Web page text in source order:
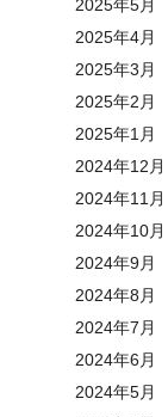
2025年5月
2025年4月
2025年3月
2025年2月
2025年1月
2024年12月
2024年11月
2024年10月
2024年9月
2024年8月
2024年7月
2024年6月
2024年5月